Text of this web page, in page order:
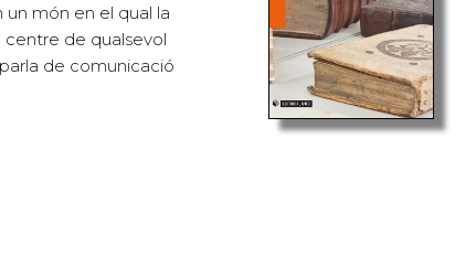
món en el qual la
de qualsevol
de comunicació